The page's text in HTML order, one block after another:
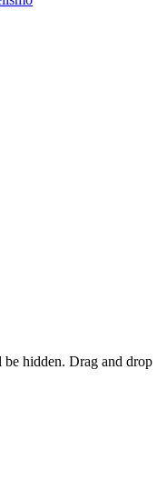
hidden. Drag and drop